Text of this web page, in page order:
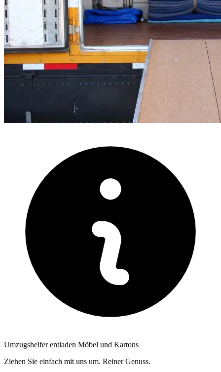
Umzugshelfer entladen Möbel und Kartons
Ziehen Sie einfach mit uns um. Reiner Genuss.